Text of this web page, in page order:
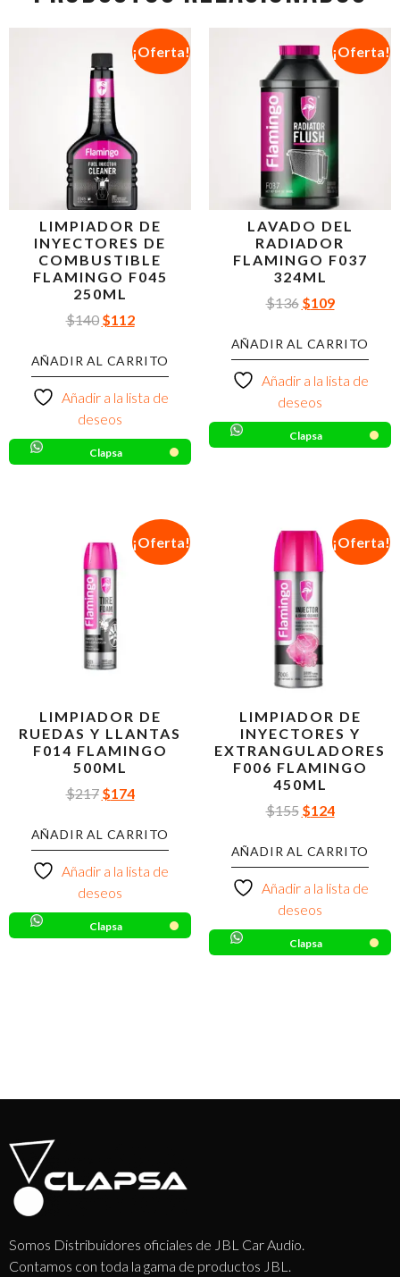
¡Oferta!
LIMPIADOR DE
INYECTORES DE
COMBUSTIBLE
FLAMINGO F045
250ML
$140 $112
AÑADIR AL CARRITO
Añadir a la lista de
deseos
Clapsa
¡Oferta!
LAVADO DEL
RADIADOR
FLAMINGO F037
324ML
$136 $109
AÑADIR AL CARRITO
Añadir a la lista de
deseos
Clapsa
¡Oferta!
LIMPIADOR DE
RUEDAS Y LLANTAS
F014 FLAMINGO
500ML
$217 $174
AÑADIR AL CARRITO
Añadir a la lista de
deseos
Clapsa
¡Oferta!
LIMPIADOR DE
INYECTORES Y
EXTRANGULADORES
F006 FLAMINGO
450ML
$155 $124
AÑADIR AL CARRITO
Añadir a la lista de
deseos
Clapsa
Somos Distribuidores oficiales de JBL Car Audio.
Contamos con toda la gama de productos JBL.